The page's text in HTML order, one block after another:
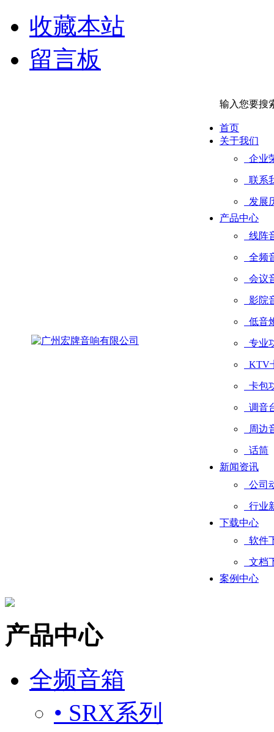
收藏本站
留言板
输入您要搜
首页
关于我们
企业
联系
发展
产品中心
线阵
全频
会议
影院
低音
专业
KTV
卡包
调音
周边
话筒
新闻资讯
公司
行业
下载中心
软件
文档
案例中心
产品中心
全频音箱
• SRX系列